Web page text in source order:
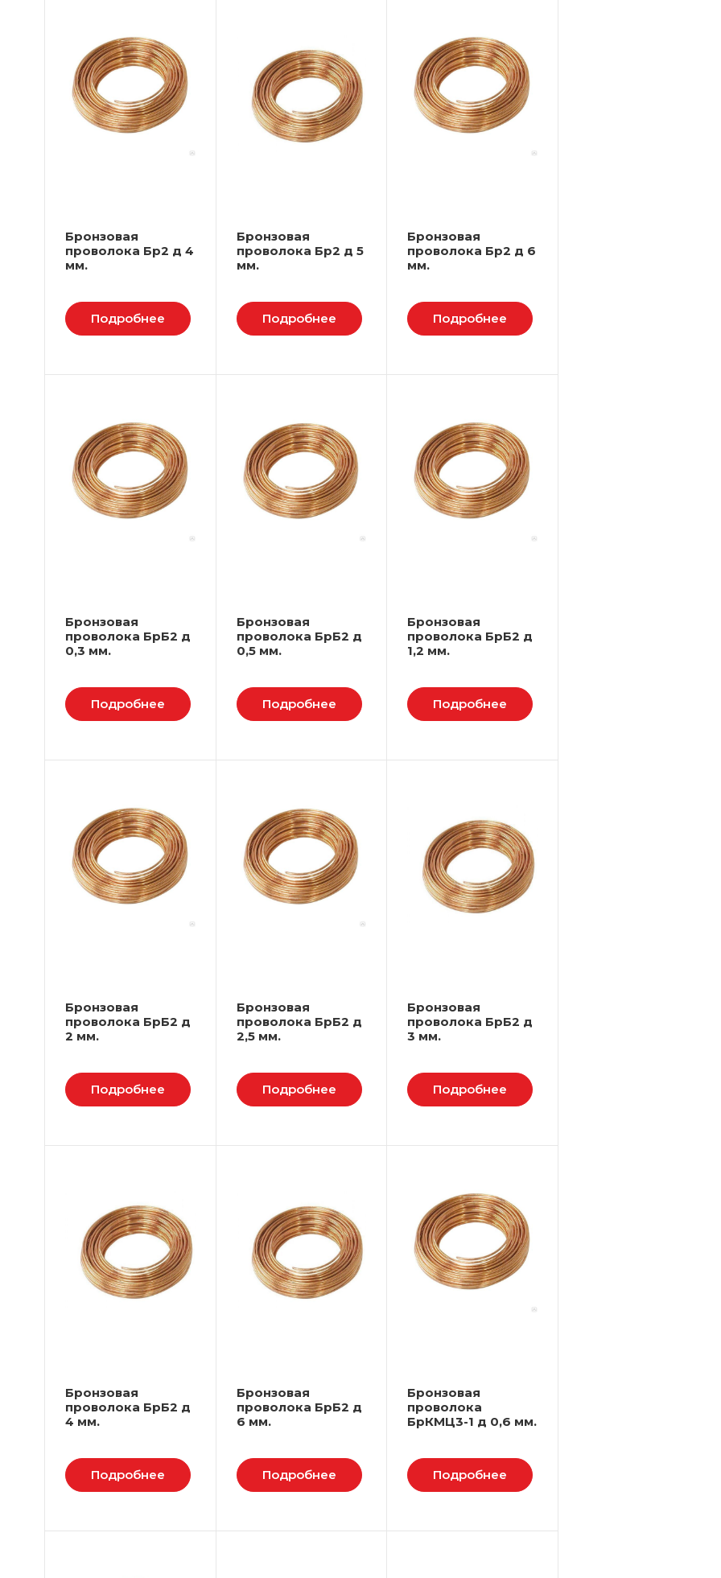
Бронзовая
проволока Бр2 д 4
мм.
Подробнее
Бронзовая
проволока Бр2 д 5
мм.
Подробнее
Бронзовая
проволока Бр2 д 6
мм.
Подробнее
Бронзовая
проволока БрБ2 д
0,3 мм.
Подробнее
Бронзовая
проволока БрБ2 д
0,5 мм.
Подробнее
Бронзовая
проволока БрБ2 д
1,2 мм.
Подробнее
Бронзовая
проволока БрБ2 д
2 мм.
Подробнее
Бронзовая
проволока БрБ2 д
2,5 мм.
Подробнее
Бронзовая
проволока БрБ2 д
3 мм.
Подробнее
Бронзовая
проволока БрБ2 д
4 мм.
Подробнее
Бронзовая
проволока БрБ2 д
6 мм.
Подробнее
Бронзовая
проволока
БрКМЦ3-1 д 0,6 мм.
Подробнее